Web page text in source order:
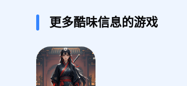
更多酷味信息的游戏